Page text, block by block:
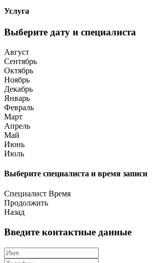
Услуга
Выберите дату и специалиста
Август
Сентябрь
Октябрь
Ноябрь
Декабрь
Январь
Февраль
Март
Апрель
Май
Июнь
Июль
Выберите специалиста и время записи
Специалист Время
Продолжить
Назад
Введите контактные данные